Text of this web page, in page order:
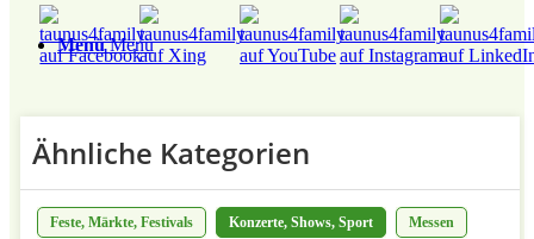
Menü Menü
Ähnliche Kategorien
Feste, Märkte, Festivals Konzerte, Shows, Sport Messen